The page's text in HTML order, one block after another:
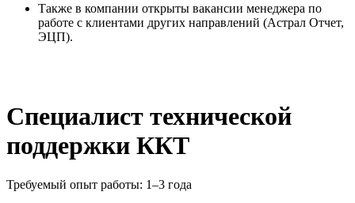
Также в компании открыты вакансии менеджера по
работе с клиентами других направлений (Астрал Отчет,
ЭЦП).
Специалист технической
поддержки ККТ
Требуемый опыт работы: 1–3 года